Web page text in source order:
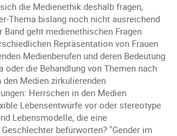
die Medienethik deshalb fragen,
Thema bislang noch nicht ausreichend
geht medienethischen Fragen
Repräsentation von Frauen
Medienberufen und deren Bedeutung
oder die Behandlung von Themen nach
Medien zirkulierenden
Herrschen in den Medien
Lebensentwürfe vor oder stereotype
Lebensmodelle, die eine
befürworten? "Gender im